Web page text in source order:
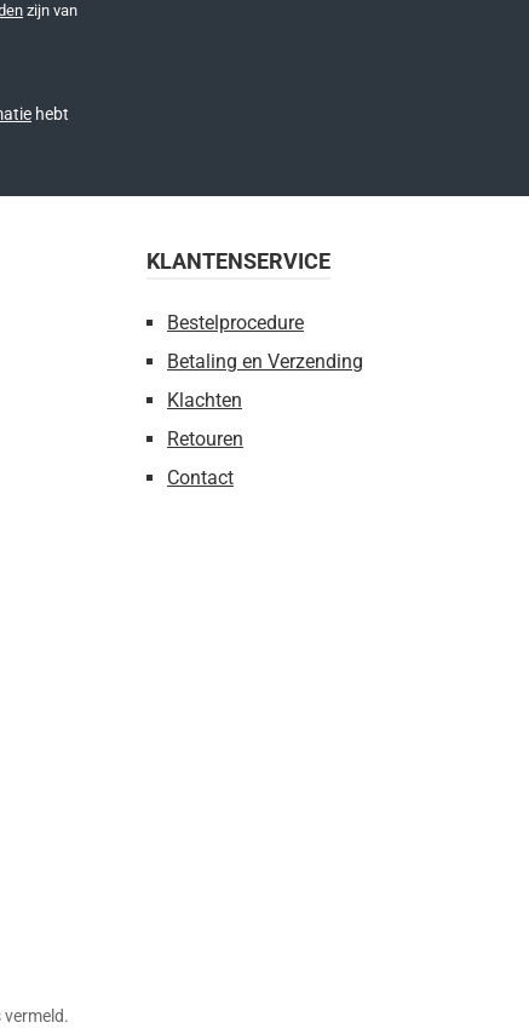
zijn van
hebt
KLANTENSERVICE
Bestelprocedure
Betaling en Verzending
Klachten
Retouren
Contact